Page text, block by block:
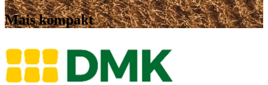
Mais kompakt